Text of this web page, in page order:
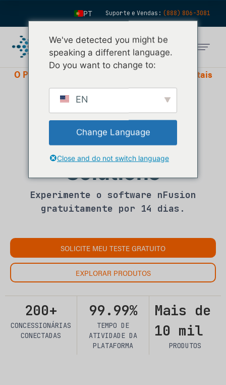
PT
FR
FI
DE
ZH
KO
NL
Suporte e Vendas: (888) 806-3081
O Provedor de Software #1 no Mercado de Metais
As últimas
notícias da
nFusion
Solutions
Experimente o software nFusion
gratuitamente por 14 dias.
SOLICITE MEU TESTE GRATUITO
EXPLORAR PRODUTOS
200+
CONCESSIONÁRIAS
CONECTADAS
99.99%
TEMPO DE
ATIVIDADE DA
PLATAFORMA
Mais de
10 mil
PRODUTOS
We've detected you might be
speaking a different language.
Do you want to change to:
EN
Change Language
Close and do not switch language